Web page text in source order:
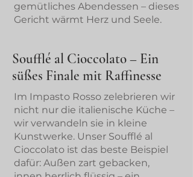
gemütliches Abendessen – dieses
Gericht wärmt Herz und Seele.
Soufflé al Cioccolato – Ein
süßes Finale mit Raffinesse
Im Impasto Rosso zelebrieren wir
nicht nur die italienische Küche –
wir verwandeln sie in kleine
Kunstwerke. Unser Soufflé al
Cioccolato ist das beste Beispiel
dafür: Außen zart gebacken,